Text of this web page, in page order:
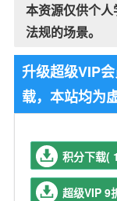
本资源仅供个
法规的场景。
升级超级VIP
载，本站均为
积分下载(
超级VIP 9